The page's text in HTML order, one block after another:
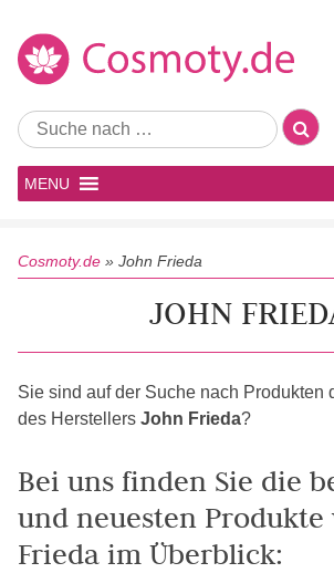
MENU
Cosmoty.de » John Frieda
JOHN
Sie sind auf der Suche nach Produkten
des Herstellers John Frieda?
Bei uns finden Sie die
und neuesten Produkte
Frieda im Überblick: